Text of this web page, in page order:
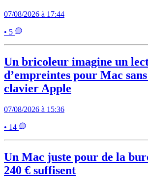
07/08/2026 à 17:44
• 5
Un bricoleur imagine un
d’empreintes pour Mac
clavier Apple
07/08/2026 à 15:36
• 14
Un Mac juste pour de la
240 € suffisent